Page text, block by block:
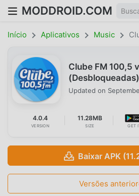
MODDROID.COM
Início Aplicativos Music
Clube FM 100,5
Updated on
4.0.4
VERSION
11.28MB
SIZE GET
Baixar APK
Versões